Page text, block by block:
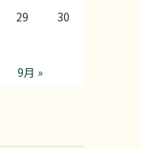
29
30
9月 »